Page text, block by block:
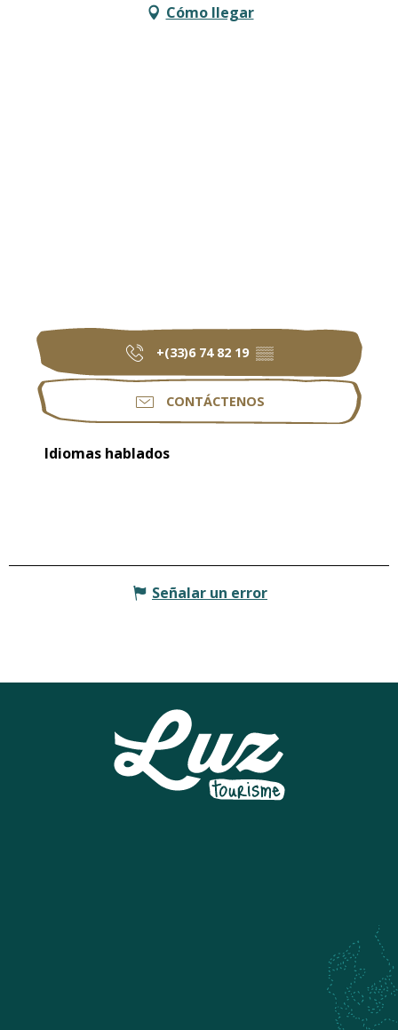
Cómo llegar
+(33)6 74 82 19 ▒▒
CONTÁCTENOS
Idiomas hablados
Idiomas hablados
Señalar un error